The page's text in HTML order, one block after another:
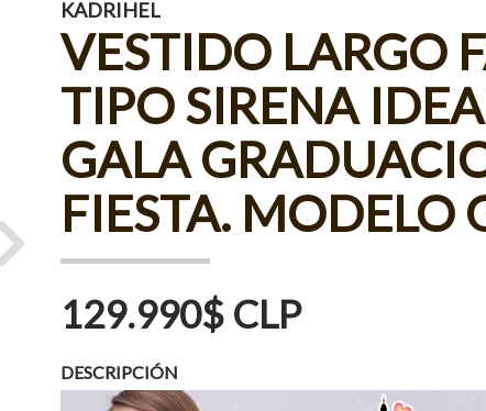
Next
KADRIHEL
VESTIDO LARGO
TIPO SIRENA
GALA
FIESTA. MODELO
129.990$ CLP
DESCRIPCIÓN